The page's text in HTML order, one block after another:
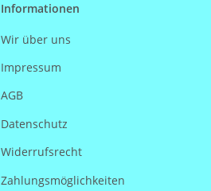
Informationen
Wir über uns
Impressum
AGB
Datenschutz
Widerrufsrecht
Zahlungsmöglichkeiten